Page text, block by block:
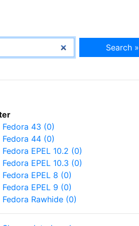
Search »
Fedora 43 (0)
Fedora 44 (0)
Fedora EPEL 10.2 (0)
Fedora EPEL 10.3 (0)
Fedora EPEL 8 (0)
Fedora EPEL 9 (0)
Fedora Rawhide (0)